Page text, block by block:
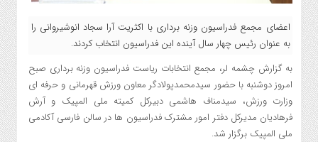
اعضای مجمع فدراسیون وزنه برداری با اکثریت آرا سجاد انوشیروانی را
به عنوان رئیس چهار سال آینده این فدراسیون انتخاب کردند.
به گزارش چشمه لر، مجمع انتخابات ریاست فدراسیون وزنه برداری صبح
امروز دوشنبه با حضور سیدمحمدپولادگر معاون ورزش قهرمانی و حرفه ای
وزارت ورزش، سیدمناف هاشمی دبیرکل کمیته ملی المپیک و آرش
فرهادیان مدیرکل دفتر امور مشترک فدراسیون ها در سالن فارسی آکادمی
ملی المپیک برگزار شد.